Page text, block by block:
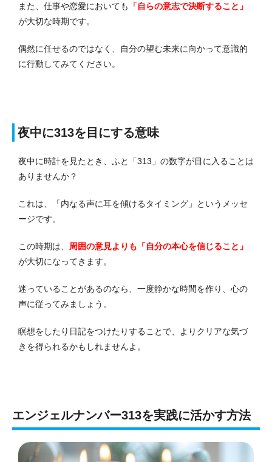
また、仕事や恋愛においても
「自らの意志で決断すること」
が大切な時期です。
偶然に任せるのではなく、自分の望む未来に向かって意識的
に行動してみてください。
夜中に313を目にする意味
夜中に時計を見たとき、ふと「313」の数字が目に入ることは
ありませんか？
これは、「内なる声に耳を傾けるタイミング」というメッセ
ージです。
この時期は、 周囲の意見よりも「自分の本心を信じること」
が大切になってきます。
迷っていることがあるのなら、一度静かな時間を作り、心の
声に従ってみましょう。
瞑想をしたり日記をつけたりすることで、よりクリアな気づ
きを得られるかもしれませんよ。
エンジェルナンバー313を実践に活かす方法